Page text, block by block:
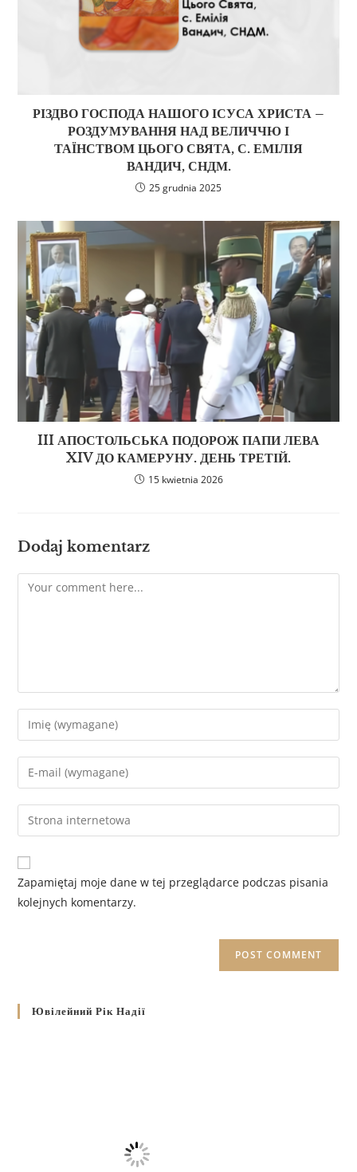
РІЗДВО ГОСПОДА НАШОГО ІСУСА ХРИСТА –
РОЗДУМУВАННЯ НАД ВЕЛИЧЧЮ І
ТАЇНСТВОМ ЦЬОГО СВЯТА, С. ЕМІЛІЯ
ВАНДИЧ, СНДМ.
25 grudnia 2025
III АПОСТОЛЬСЬКА ПОДОРОЖ ПАПИ ЛЕВА
XIV ДО КАМЕРУНУ. ДЕНЬ ТРЕТІЙ.
15 kwietnia 2026
Dodaj komentarz
Zapamiętaj moje dane w tej przeglądarce podczas pisania
kolejnych komentarzy.
Ювілейний Рік Надії